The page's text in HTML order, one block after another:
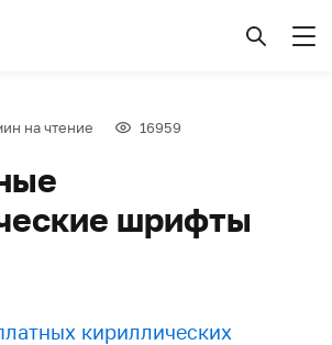
на чтение 16959
шрифты
кириллических